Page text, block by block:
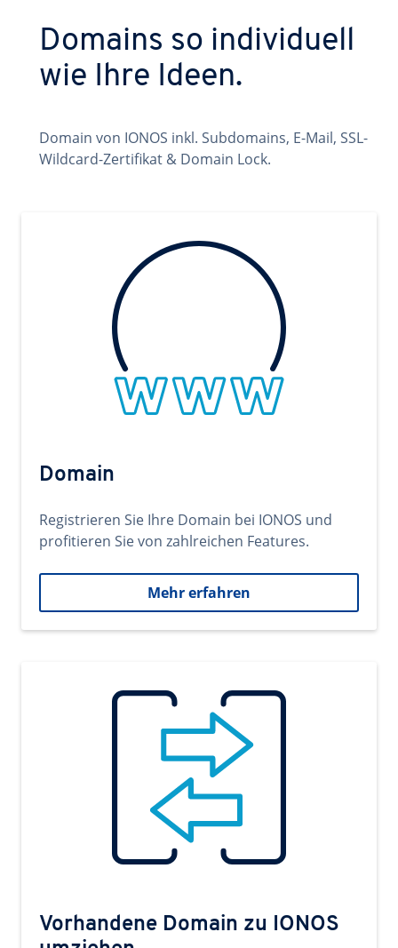
Domains so individuell
wie Ihre Ideen.
Domain von IONOS inkl. Subdomains, E-Mail, SSL-
Wildcard-Zertifikat & Domain Lock.
Domain
Registrieren Sie Ihre Domain bei IONOS und
profitieren Sie von zahlreichen Features.
Mehr erfahren
Vorhandene Domain zu IONOS